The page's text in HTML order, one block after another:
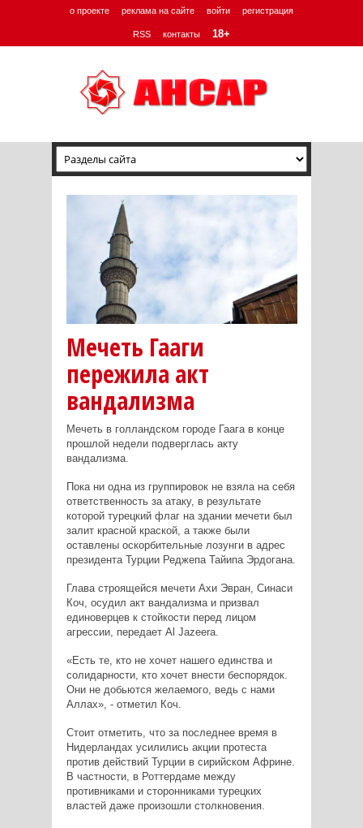
о проекте реклама на сайте войти регистрация
RSS контакты 18+
Мечеть Гааги
пережила акт
вандализма
Мечеть в голландском городе Гаага в конце
прошлой недели подверглась акту
вандализма.
Пока ни одна из группировок не взяла на себя
ответственность за атаку, в результате
которой турецкий флаг на здании мечети был
залит красной краской, а также были
оставлены оскорбительные лозунги в адрес
президента Турции Реджепа Тайипа Эрдогана.
Глава строящейся мечети Ахи Эвран, Синаси
Коч, осудил акт вандализма и призвал
единоверцев к стойкости перед лицом
агрессии, передает Al Jazeera.
«Есть те, кто не хочет нашего единства и
солидарности, кто хочет внести беспорядок.
Они не добьются желаемого, ведь с нами
Аллах», - отметил Коч.
Стоит отметить, что за последнее время в
Нидерландах усилились акции протеста
против действий Турции в сирийском Африне.
В частности, в Роттердаме между
противниками и сторонниками турецких
властей даже произошли столкновения.